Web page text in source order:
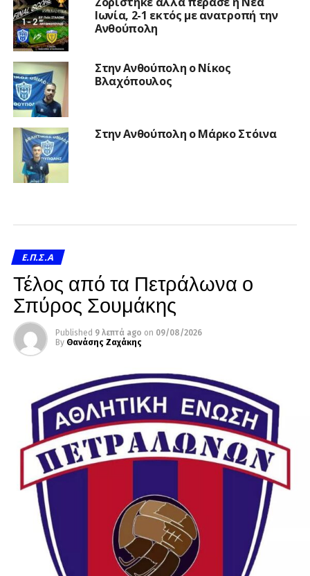
Ιωνία, 2-1 εκτός με ανατροπή την
Ανθούπολη
Στην Ανθούπολη ο Νίκος
Βλαχόπουλος
Στην Ανθούπολη ο Μάρκο Στόινα
Ε.Π.Σ.Α
Τέλος από τα Πετράλωνα ο
Σπύρος Σουμάκης
Published 9 λεπτά ago on 09/08/2026
By Θανάσης Ζαχάκης